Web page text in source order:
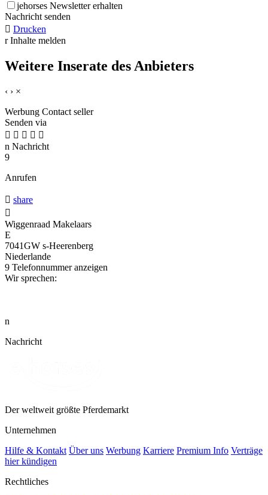
jehorses Newsletter erhalten
Nachricht senden
 Drucken
r Inhalte melden
Weitere Inserate des Anbieters
‹ › ×
Werbung Contact seller
Senden via
    
n Nachricht
9
Anrufen
 share

Wiggenraad Makelaars
E
7041GW s-Heerenberg
Niederlande
9 Telefonnummer anzeigen
Wir sprechen:
n
Nachricht
Der weltweit größte Pferdemarkt
Unternehmen
Hilfe & Kontakt Über uns Werbung Karriere Premium Info Verträge
hier kündigen
Rechtliches